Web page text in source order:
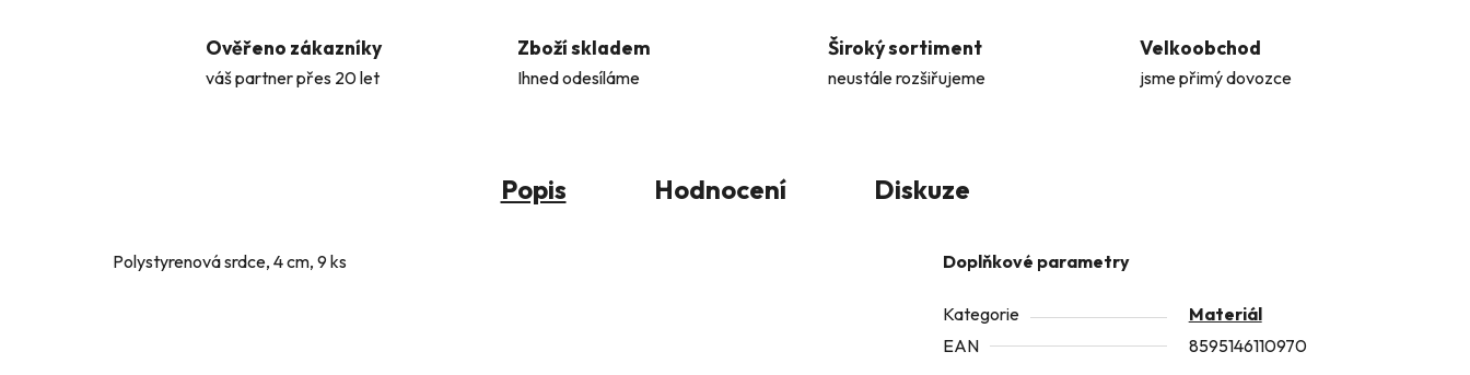
Ověřeno zákazníky
váš partner přes 20 let
Zboží skladem
Ihned odesíláme
Široký sortiment
neustále rozšiřujeme
Velkoobchod
jsme přimý dovozce
Popis Hodnocení Diskuze
Polystyrenová srdce, 4 cm, 9 ks Doplňkové parametry
Kategorie
Materiál
EAN
8595146110970